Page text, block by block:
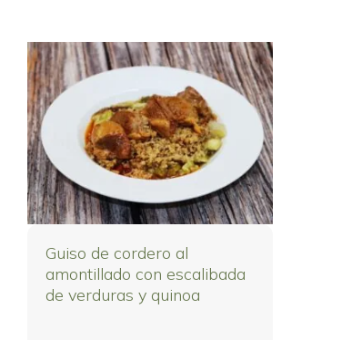
Guiso de cordero al
amontillado con escalibada
de verduras y quinoa